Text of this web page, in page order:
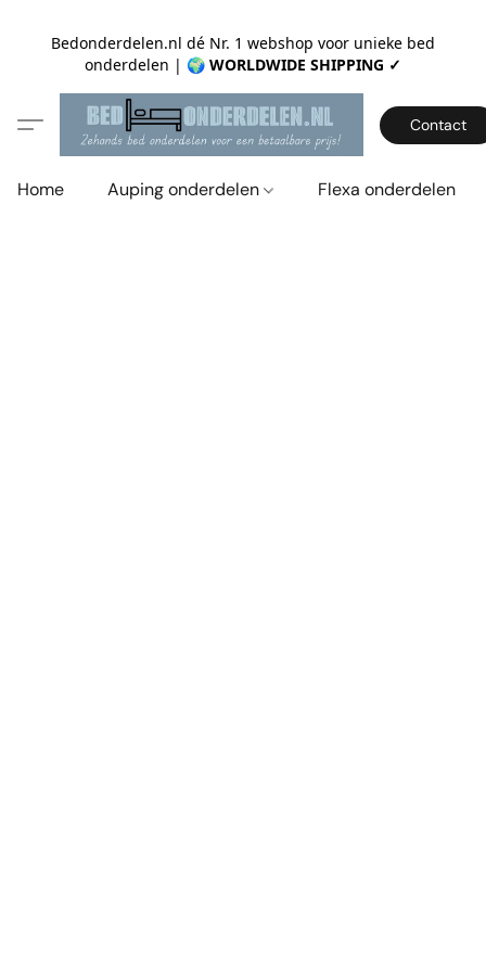
Bedonderdelen.nl dé Nr. 1 webshop voor unieke bed
onderdelen | 🌍 WORLDWIDE SHIPPING ✓
Contact
Home Auping onderdelen Flexa onderdelen